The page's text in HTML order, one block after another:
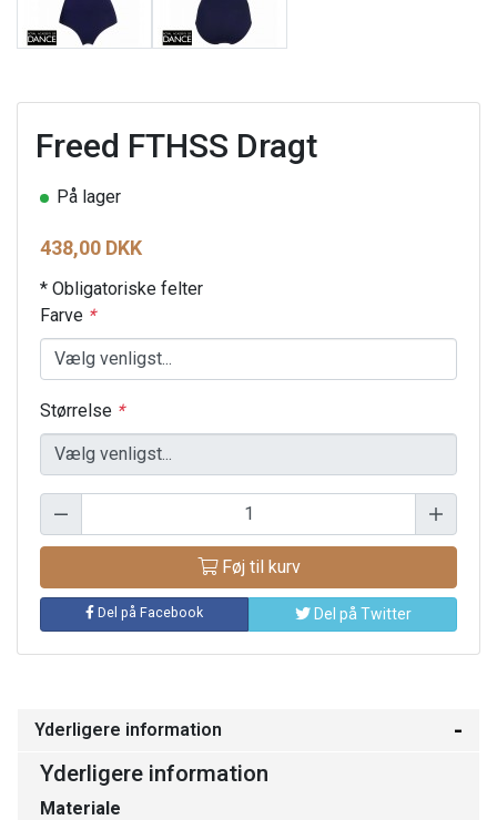
Freed FTHSS Dragt
På lager
438,00 DKK
* Obligatoriske felter
Farve *
Størrelse *
Føj til kurv
Del på Facebook Del på Twitter
Yderligere information
Yderligere information
Materiale